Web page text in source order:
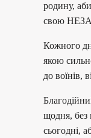
родину,
свою
Кожного
якою
до воїнів,
щодня,
сьогодні,